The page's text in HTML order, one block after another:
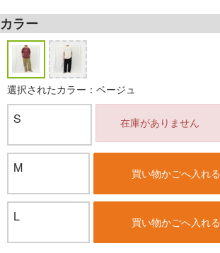
カラー
選択されたカラー：ベージュ
S 在庫がありません
M 買い物かごへ入れる
L 買い物かごへ入れる